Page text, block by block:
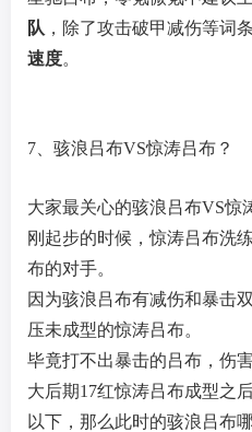
队 ，除了攻击破甲减伤等词
速度。
7、骇浪吕布VS惊涛吕布？
大家最关心的骇浪吕布VS惊
刚起步的时候，惊涛吕布洗
布的对手。
因为骇浪吕布有减伤和暴击
压未成型的惊涛吕布。
毕竟打不出暴击的吕布，伤害
大后期17红惊涛吕布成型之
以下，那么此时的骇浪吕布